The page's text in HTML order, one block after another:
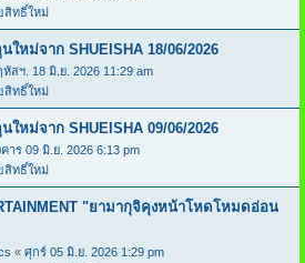
สิทธิ์ใหม่
ใหม่จาก SHUEISHA 18/06/2026
สฯ. 18 มิ.ย. 2026 11:29 am
สิทธิ์ใหม่
ใหม่จาก SHUEISHA 09/06/2026
คาร 09 มิ.ย. 2026 6:13 pm
สิทธิ์ใหม่
"ยามากุจิคุงหน้าโหดโหมดอ่อน
« ศุกร์ 05 มิ.ย. 2026 1:29 pm